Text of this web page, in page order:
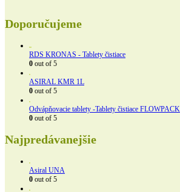
Doporučujeme
RDS KRONAS - Tablety čistiace
0 out of 5
ASIRAL KMR 1L
0 out of 5
Odvápňovacie tablety -Tablety čistiace FLOWPACK
0 out of 5
Najpredávanejšie
Asiral UNA
0 out of 5